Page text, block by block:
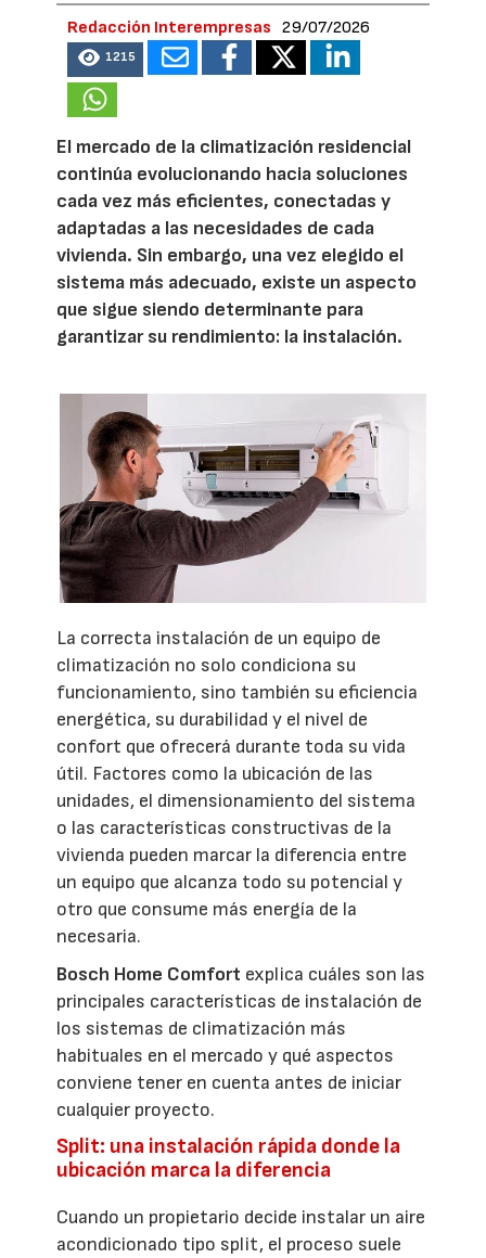
Redacción Interempresas 29/07/2026
1215
El mercado de la climatización residencial
continúa evolucionando hacia soluciones
cada vez más eficientes, conectadas y
adaptadas a las necesidades de cada
vivienda. Sin embargo, una vez elegido el
sistema más adecuado, existe un aspecto
que sigue siendo determinante para
garantizar su rendimiento: la instalación.
La correcta instalación de un equipo de
climatización no solo condiciona su
funcionamiento, sino también su eficiencia
energética, su durabilidad y el nivel de
confort que ofrecerá durante toda su vida
útil. Factores como la ubicación de las
unidades, el dimensionamiento del sistema
o las características constructivas de la
vivienda pueden marcar la diferencia entre
un equipo que alcanza todo su potencial y
otro que consume más energía de la
necesaria.
Bosch Home Comfort explica cuáles son las
principales características de instalación de
los sistemas de climatización más
habituales en el mercado y qué aspectos
conviene tener en cuenta antes de iniciar
cualquier proyecto.
Split: una instalación rápida donde la
ubicación marca la diferencia
Cuando un propietario decide instalar un aire
acondicionado tipo split, el proceso suele